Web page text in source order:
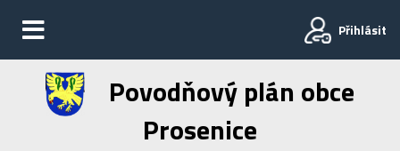
Přihlásit
Povodňový plán obce
Prosenice